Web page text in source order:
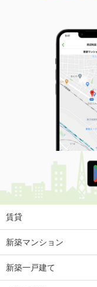
賃貸
新築マンション
新築一戸建て